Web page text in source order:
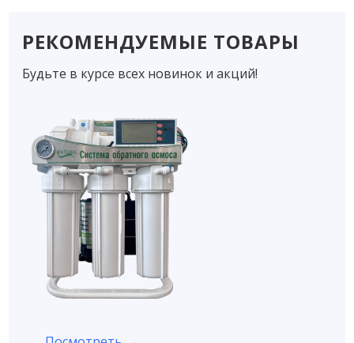
РЕКОМЕНДУЕМЫЕ ТОВАРЫ
Будьте в курсе всех новинок и акций!